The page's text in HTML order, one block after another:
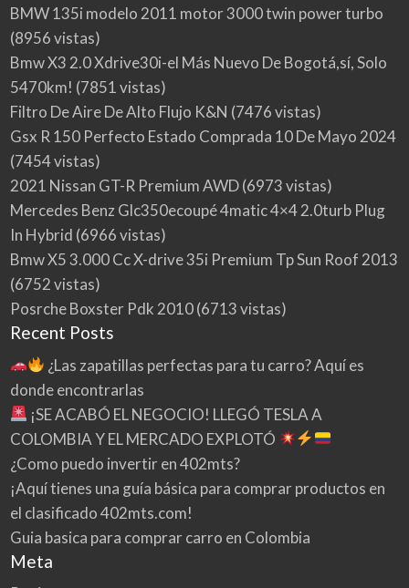
BMW 135i modelo 2011 motor 3000 twin power turbo
(8956 vistas)
Bmw X3 2.0 Xdrive30i-el Más Nuevo De Bogotá,sí, Solo
5470km! (7851 vistas)
Filtro De Aire De Alto Flujo K&N (7476 vistas)
Gsx R 150 Perfecto Estado Comprada 10 De Mayo 2024
(7454 vistas)
2021 Nissan GT-R Premium AWD(6973 vistas)
Mercedes Benz Glc350ecoupé 4matic 4×4 2.0turb Plug
In Hybrid (6966 vistas)
Bmw X5 3.000 Cc X-drive 35i Premium Tp Sun Roof 2013
(6752 vistas)
Posrche Boxster Pdk 2010(6713 vistas)
Recent Posts
¿Las zapatillas perfectas para tu carro? Aquí es
donde encontrarlas
¡SE ACABÓ EL NEGOCIO! LLEGÓ TESLA A
COLOMBIA Y EL MERCADO EXPLOTÓ
¿Como puedo invertir en 402mts?
¡Aquí tienes una guía básica para comprar productos en
el clasificado 402mts.com!
Guia basica para comprar carro en Colombia
Meta